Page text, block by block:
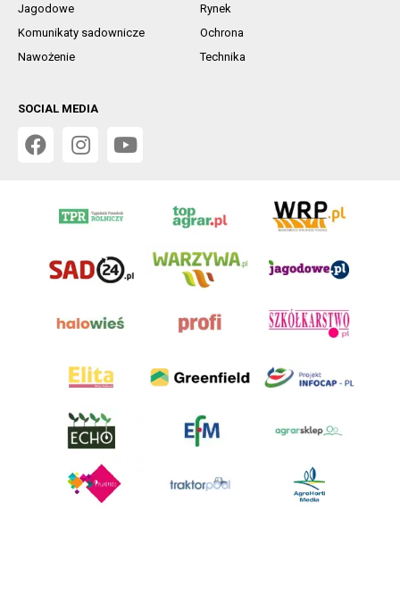
Jagodowe
Rynek
Komunikaty sadownicze
Ochrona
Nawożenie
Technika
SOCIAL MEDIA